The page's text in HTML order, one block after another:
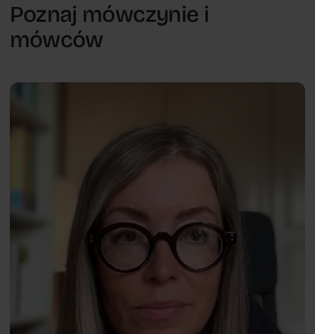
Poznaj mówczynie i
mówców
Psychologia w sztuce Nowe wyzwania psychologii
Joanna